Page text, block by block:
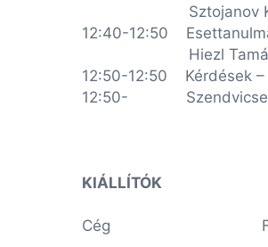
Sztojanov
12:40-12:50
Hiezl Tamás -
12:50-12:50 Kérdések –
12:50-
KIÁLLÍTÓK
Cég Felajánlott